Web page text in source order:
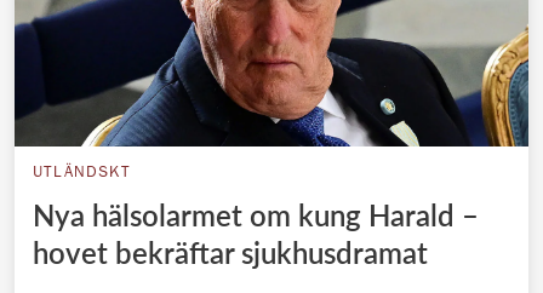
UTLÄNDSKT
Nya hälsolarmet om kung Harald –
hovet bekräftar sjukhusdramat